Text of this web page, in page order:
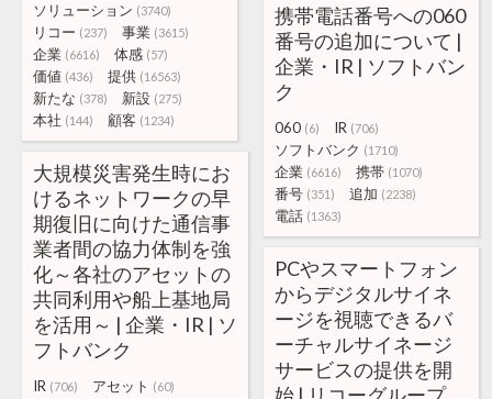
ソリューション (3740)
リコー (237) 事業 (3615)
企業 (6616) 体感 (57)
価値 (436) 提供 (16563)
新たな (378) 新設 (275)
本社 (144) 顧客 (1234)
携帯電話番号への060
番号の追加について |
企業・IR | ソフトバン
ク
060 (6) IR (706)
ソフトバンク (1710)
企業 (6616) 携帯 (1070)
番号 (351) 追加 (2238)
電話 (1363)
大規模災害発生時にお
けるネットワークの早
期復旧に向けた通信事
業者間の協力体制を強
化～各社のアセットの
共同利用や船上基地局
を活用～ | 企業・IR | ソ
フトバンク
IR (706) アセット (60)
PCやスマートフォン
からデジタルサイネ
ージを視聴できるバ
ーチャルサイネージ
サービスの提供を開